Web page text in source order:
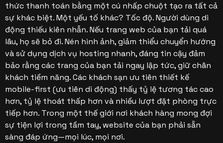
thức thanh toán bằng một cú nhấp chuột tạo ra tất cả
sự khác biệt. Một yếu tố khác? Tốc độ. Người dùng di
động thiếu kiên nhẫn. Nếu trang web của bạn tải quá
lâu, họ sẽ bỏ đi. Nén hình ảnh, giảm thiểu chuyển hướng
và sử dụng dịch vụ hosting nhanh, đáng tin cậy đảm
bảo rằng các trang của bạn tải ngay lập tức, giữ chân
khách tiềm năng. Các khách sạn ưu tiên thiết kế
mobile-first (ưu tiên di động) thấy tỷ lệ tương tác cao
hơn, tỷ lệ thoát thấp hơn và nhiều lượt đặt phòng trực
tiếp hơn. Trong một thế giới nơi khách hàng mong đợi
sự tiện lợi trong tầm tay, website của bạn phải sẵn
sàng đáp ứng—mọi lúc, mọi nơi.